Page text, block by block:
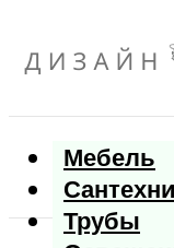
Мебель
Трубы